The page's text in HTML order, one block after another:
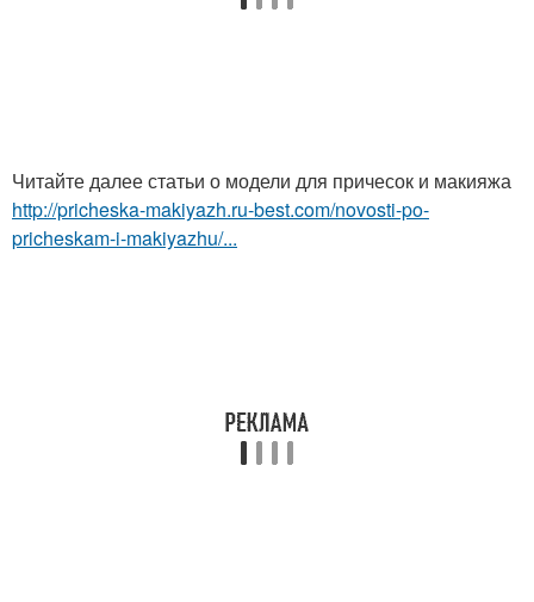
Читайте далее статьи о модели для причесок и макияжа
http://pricheska-makiyazh.ru-best.com/novosti-po-
pricheskam-i-makiyazhu/...